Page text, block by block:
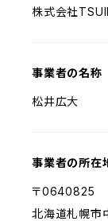
株式会社
事業者の名称
松井広大
事業者の所在
〒0640825
北海道札幌